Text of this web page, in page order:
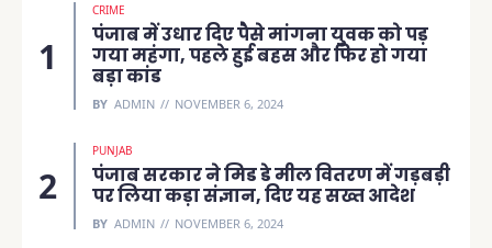
CRIME
पंजाब में उधार दिए पैसे मांगना युवक को पड़
गया महंगा, पहले हुई बहस और फिर हो गया
बड़ा कांड
BY ADMIN NOVEMBER 6, 2024
PUNJAB
पंजाब सरकार ने मिड डे मील वितरण में गड़बड़ी
पर लिया कड़ा संज्ञान, दिए यह सख्त आदेश
BY ADMIN NOVEMBER 6, 2024